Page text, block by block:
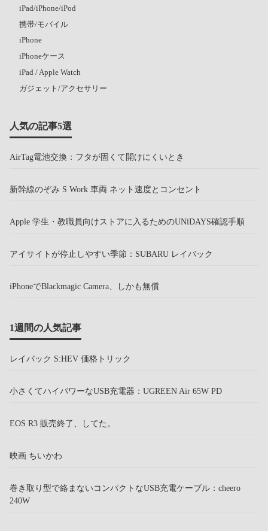
iPad/iPhone/iPod
携帯/モバイル
iPhone
iPhoneケース
iPad / Apple Watch
ガジェット/アクセサリー
人気の記事5選
AirTag電池交換：フタが固くて開けにくいとき
新幹線のぞみ S Work 車両 ネット速度とコンセント
Apple 学生・教職員向けストアに入るためのUNiDAYS確認手順
アイサイトが停止しやすい季節：SUBARU レイバック
iPhoneでBlackmagic Camera、しかも無償
1週間の人気記事
レイバック S:HEV 価格トリック
小さくてハイパワーなUSB充電器：UGREEN Air 65W PD
EOS R3 販売終了、してた。
映画 ちいかわ
巻き取り型で絡まないコンパクトなUSB充電ケーブル：cheero
240W